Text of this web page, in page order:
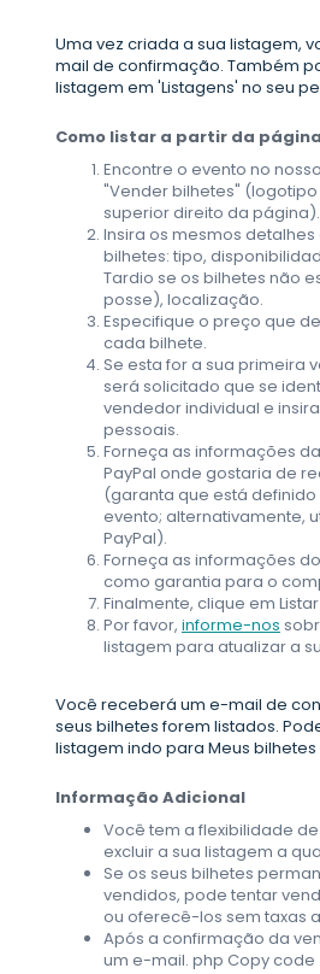
Uma vez criada a sua listagem,
mail de confirmação. Também
listagem em 'Listagens' no seu
Como listar a partir da
Encontre o evento no
"Vender bilhetes"
superior direito da página).
Insira os mesmos
bilhetes: tipo,
Tardio se os bilhetes não
posse), localização.
Especifique o preço que
cada bilhete.
Se esta for a sua primeira
será solicitado que se
vendedor individual e
pessoais.
Forneça as informações
PayPal onde gostaria de
(garanta que está
evento; alternativamente,
PayPal).
Forneça as informações
como garantia para o
Finalmente, clique em
Por favor, informe-nos
listagem para atualizar a
Você receberá um e-mail de
seus bilhetes forem listados.
listagem indo para Meus bilhetes
Informação Adicional
Você tem a flexibilidade
excluir a sua listagem a
Se os seus bilhetes
vendidos, pode tentar
ou oferecê-los sem taxas
Após a confirmação da
um e-mail. php Copy code